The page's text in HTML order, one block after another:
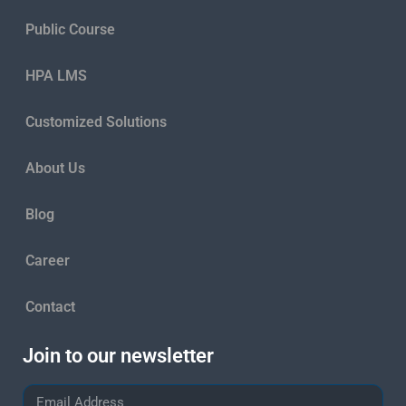
Public Course
HPA LMS
Customized Solutions
About Us
Blog
Career
Contact
Join to our newsletter